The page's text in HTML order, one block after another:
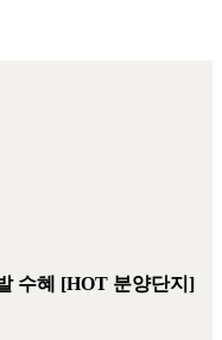
수혜 [HOT 분양단지]